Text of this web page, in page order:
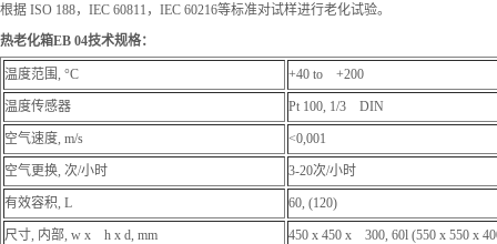
根据 ISO 188，IEC 60811，IEC 60216等标准对试样进行老化试验。
热老化箱EB 04技术规格：
温度范围, °C +40 to +200
温度传感器 Pt 100, 1/3 DIN
空气速度, m/s <0,001
空气更换, 次/小时 3-20次/小时
有效容积, L 60, (120)
尺寸, 内部, w x h x d, mm 450 x 450 x 300, 60l (550 x 550 x